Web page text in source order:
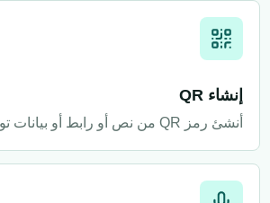
إنشاء QR
أنشئ رمز QR من نص أو رابط أو بيانات تواصل أو رسالة.